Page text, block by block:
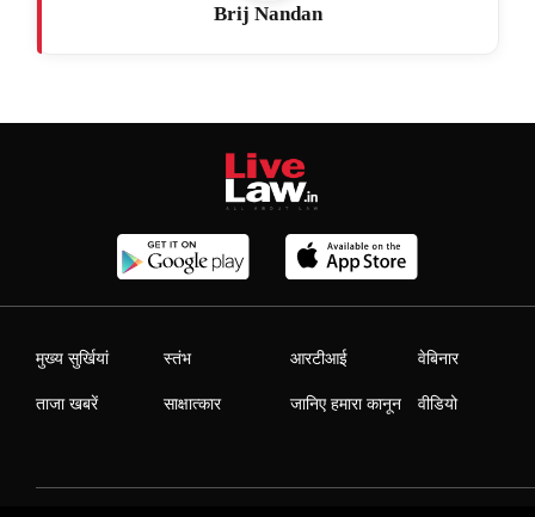
Brij Nandan
मुख्य सुर्खियां
ताजा खबरें
स्तंभ
साक्षात्कार
आरटीआई
जानिए हमारा कानून
वेबिनार
वीडियो